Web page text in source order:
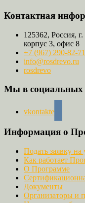
Контактная
125362, Россия,
корпус 3, офис 8
+7 (967) 290-82-71
info@rosdrevo.ru
rosdrevo
Мы в социальных
vkontakte
Информация о
Подать заявку
Как работает
О Программе
Документы
Организаторы и